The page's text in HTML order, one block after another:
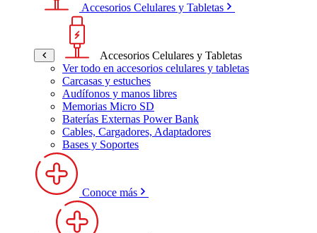
Accesorios Celulares y Tabletas
Accesorios Celulares y Tabletas
Ver todo en accesorios celulares y tabletas
Carcasas y estuches
Audífonos y manos libres
Memorias Micro SD
Baterías Externas Power Bank
Cables, Cargadores, Adaptadores
Bases y Soportes
Conoce más